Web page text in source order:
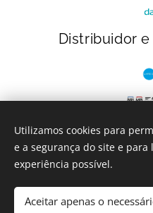
Distribuidor
INcontinentes
Utilizamos cookies para
e a segurança do site e
experiência possível.
Aceitar apenas o